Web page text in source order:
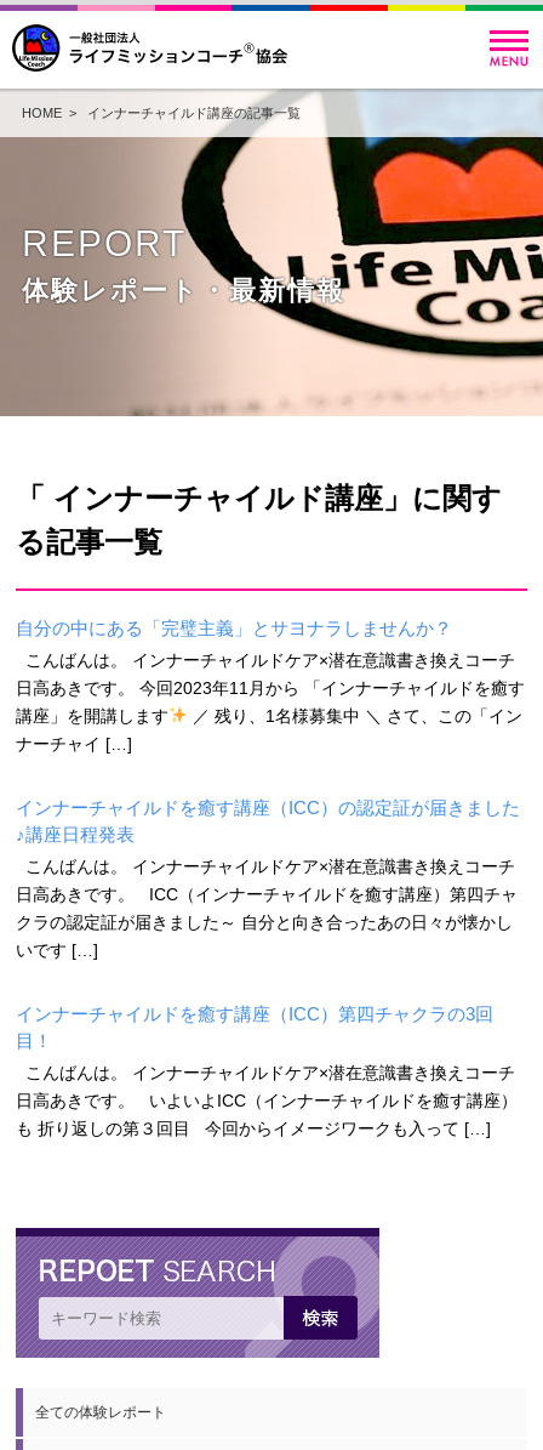
HOME> インナーチャイルド講座の記事一覧
REPORT
体験レポート・最新情報
「 インナーチャイルド講座」に関す
る記事一覧
自分の中にある「完璧主義」とサヨナラしませんか？
こんばんは。 インナーチャイルドケア×潜在意識書き換えコーチ
日高あきです。 今回2023年11月から 「インナーチャイルドを癒す
講座」を開講します
／ 残り、1名様募集中 ＼ さて、この「イン
ナーチャイ […]
インナーチャイルドを癒す講座（ICC）の認定証が届きました
♪講座日程発表
こんばんは。 インナーチャイルドケア×潜在意識書き換えコーチ
日高あきです。 ICC（インナーチャイルドを癒す講座）第四チャ
クラの認定証が届きました～ 自分と向き合ったあの日々が懐かし
いです […]
インナーチャイルドを癒す講座（ICC）第四チャクラの3回
目！
こんばんは。 インナーチャイルドケア×潜在意識書き換えコーチ
日高あきです。 いよいよICC（インナーチャイルドを癒す講座）
も 折り返しの第３回目 今回からイメージワークも入って […]
全ての体験レポート